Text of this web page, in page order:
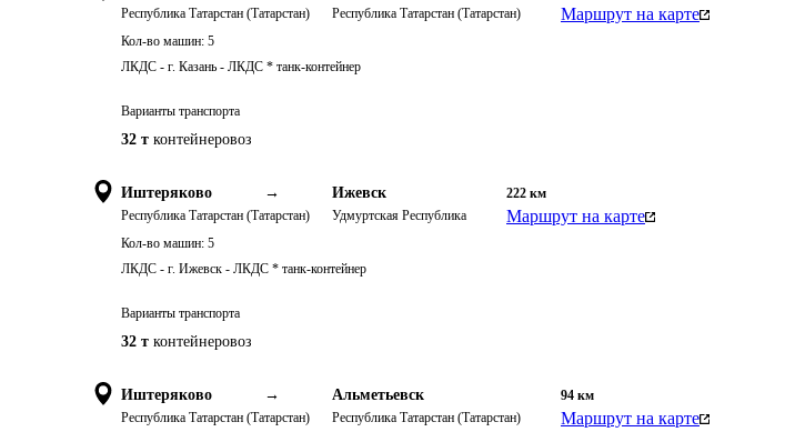
Республика Татарстан (Татарстан) Республика Татарстан (Татарстан) Маршрут на карте
Кол-во машин: 5
ЛКДС - г. Казань - ЛКДС * танк-контейнер
Варианты транспорта
32 т контейнеровоз
Иштеряково →
Республика Татарстан (Татарстан)
Ижевск
Удмуртская Республика
222 км
Маршрут на карте
Кол-во машин: 5
ЛКДС - г. Ижевск - ЛКДС * танк-контейнер
Варианты транспорта
32 т контейнеровоз
Иштеряково →
Республика Татарстан (Татарстан)
Альметьевск
Республика Татарстан (Татарстан)
94 км
Маршрут на карте